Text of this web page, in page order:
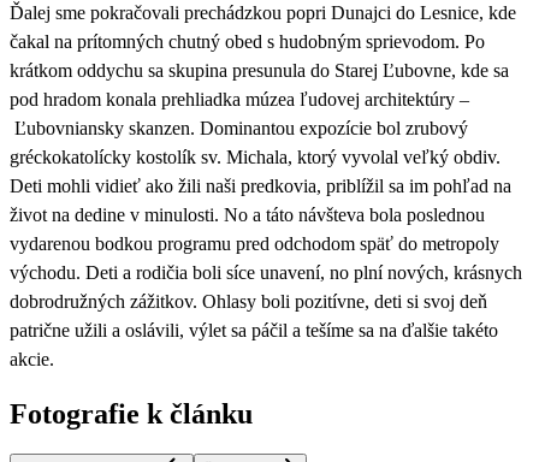
Ďalej sme pokračovali prechádzkou popri Dunajci do Lesnice, kde
čakal na prítomných chutný obed s hudobným sprievodom. Po
krátkom oddychu sa skupina presunula do Starej Ľubovne, kde sa
pod hradom konala prehliadka múzea ľudovej architektúry –
Ľubovniansky skanzen. Dominantou expozície bol zrubový
gréckokatolícky kostolík sv. Michala, ktorý vyvolal veľký obdiv.
Deti mohli vidieť ako žili naši predkovia, priblížil sa im pohľad na
život na dedine v minulosti. No a táto návšteva bola poslednou
vydarenou bodkou programu pred odchodom späť do metropoly
východu. Deti a rodičia boli síce unavení, no plní nových, krásnych
dobrodružných zážitkov. Ohlasy boli pozitívne, deti si svoj deň
patrične užili a oslávili, výlet sa páčil a tešíme sa na ďalšie takéto
akcie.
Fotografie k článku